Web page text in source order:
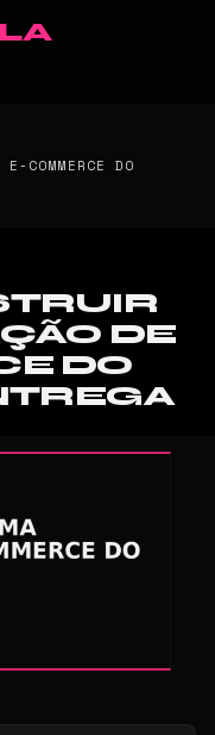
COMMERCE DO
DE
DO